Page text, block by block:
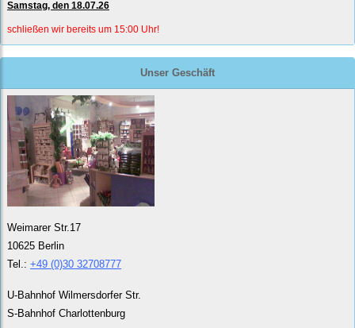
Samstag, den 18.07.26
schließen wir bereits um 15:00 Uhr!
Unser Geschäft
Weimarer Str.17
10625 Berlin
Tel.: +49 (0)30 32708777
U-Bahnhof Wilmersdorfer Str.
S-Bahnhof Charlottenburg